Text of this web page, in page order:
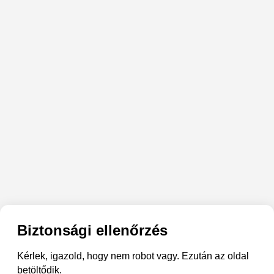
Biztonsági ellenőrzés
Kérlek, igazold, hogy nem robot vagy. Ezután az oldal
betöltődik.